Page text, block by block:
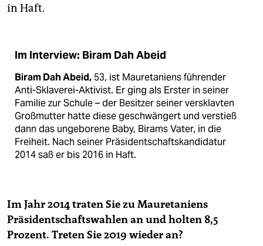
in Haft.
Im Interview: Biram Dah Abeid
Biram Dah Abeid, 53, ist Mauretaniens führender
Anti-Sklaverei-Aktivist. Er ging als Erster in seiner
Familie zur Schule – der Besitzer seiner versklavten
Großmutter hatte diese geschwängert und verstieß
dann das ungeborene Baby, Birams Vater, in die
Freiheit. Nach seiner Präsidentschaftskandidatur
2014 saß er bis 2016 in Haft.
Im Jahr 2014 traten Sie zu Mauretaniens
Präsidentschaftswahlen an und holten 8,5
Prozent. Treten Sie 2019 wieder an?